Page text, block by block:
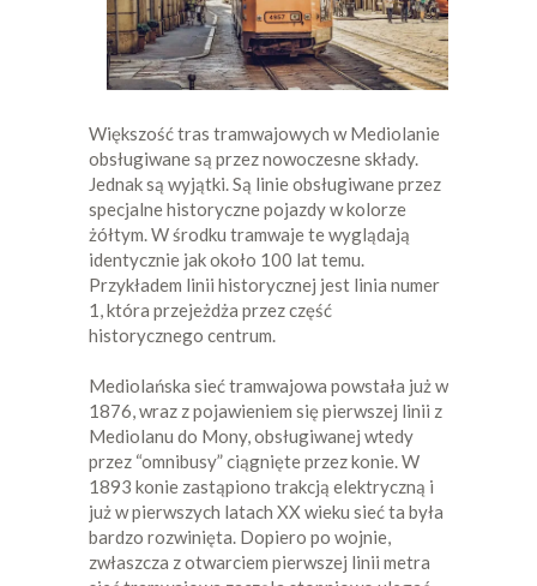
Większość tras tramwajowych w Mediolanie
obsługiwane są przez nowoczesne składy.
Jednak są wyjątki. Są linie obsługiwane przez
specjalne historyczne pojazdy w kolorze
żółtym. W środku tramwaje te wyglądają
identycznie jak około 100 lat temu.
Przykładem linii historycznej jest linia numer
1, która przejeżdża przez część
historycznego centrum.
Mediolańska sieć tramwajowa powstała już w
1876, wraz z pojawieniem się pierwszej linii z
Mediolanu do Mony, obsługiwanej wtedy
przez “omnibusy” ciągnięte przez konie. W
1893 konie zastąpiono trakcją elektryczną i
już w pierwszych latach XX wieku sieć ta była
bardzo rozwinięta. Dopiero po wojnie,
zwłaszcza z otwarciem pierwszej linii metra